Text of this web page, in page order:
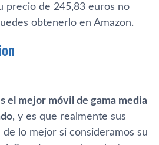
precio de 245,83 euros no
obtenerlo en Amazon.
el mejor móvil de gama media
, y es que realmente sus
lo mejor si consideramos su